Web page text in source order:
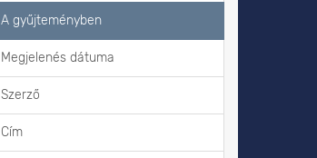
A gyűjteményben
Megjelenés dátuma
Szerző
Cím